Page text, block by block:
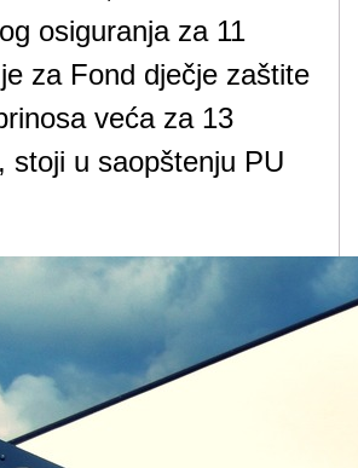
osiguranja za 11
za Fond dječje zaštite
veća za 13
stoji u saopštenju PU